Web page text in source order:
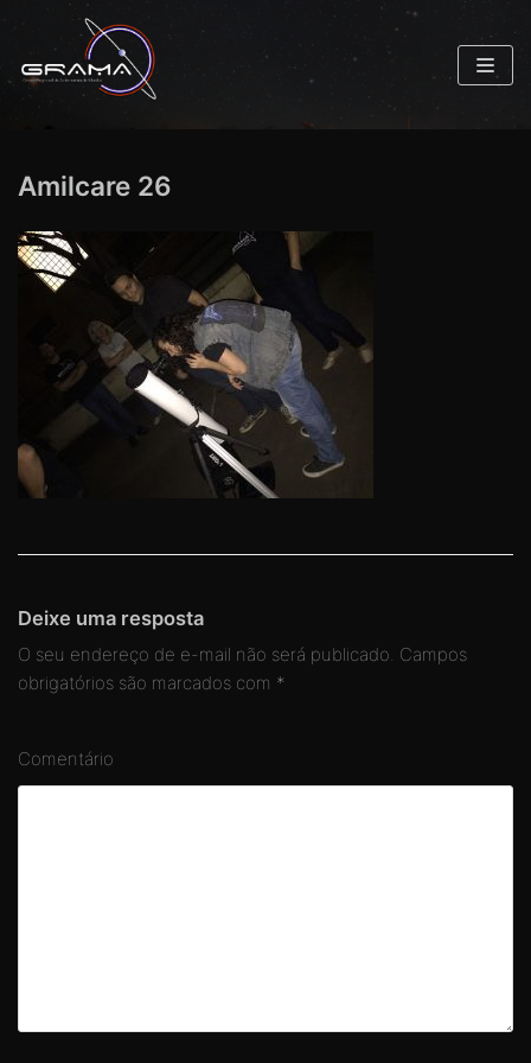
Pular
para
Amilcare 26
Deixe uma resposta
O seu endereço de e-mail não será publicado. Campos
obrigatórios são marcados com *
Comentário